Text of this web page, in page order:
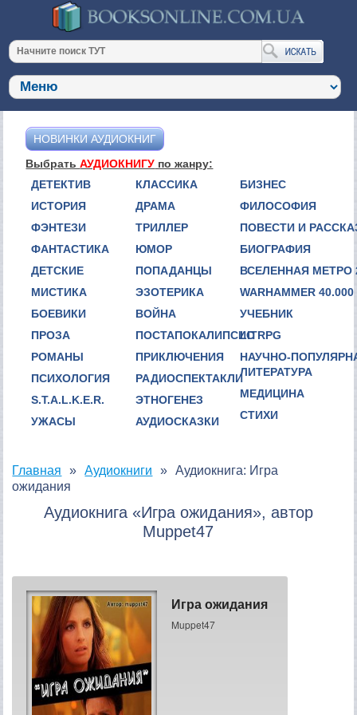
НОВИНКИ АУДИОКНИГ
ВыбратьАУДИОКНИГУ по жанру:
ДЕТЕКТИВ
ИСТОРИЯ
ФЭНТЕЗИ
ФАНТАСТИКА
ДЕТСКИЕ
МИСТИКА
БОЕВИКИ
ПРОЗА
РОМАНЫ
ПСИХОЛОГИЯ
S.T.A.L.K.E.R.
УЖАСЫ
КЛАССИКА
ДРАМА
ТРИЛЛЕР
ЮМОР
ПОПАДАНЦЫ
ЭЗОТЕРИКА
ВОЙНА
ПОСТАПОКАЛИПСИС
ПРИКЛЮЧЕНИЯ
РАДИОСПЕКТАКЛИ
ЭТНОГЕНЕЗ
АУДИОСКАЗКИ
БИЗНЕС
ФИЛОСОФИЯ
ПОВЕСТИ И
БИОГРАФИЯ
ВСЕЛЕННАЯ МЕТРО
WARHAMMER 40.000
УЧЕБНИК
LITRPG
НАУЧНО-
ЛИТЕРАТУРА
МЕДИЦИНА
СТИХИ
Главная Аудиокниги
Аудиокнига: Игра
ожидания
Аудиокнига «Игра ожидания», автор
Muppet47
Игра ожидания
Muppet47